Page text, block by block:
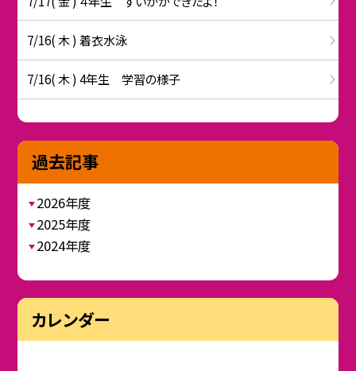
7/16( 木 ) 着衣水泳
7/16( 木 ) 4年生 学習の様子
過去記事
2026年度
2025年度
2024年度
カレンダー